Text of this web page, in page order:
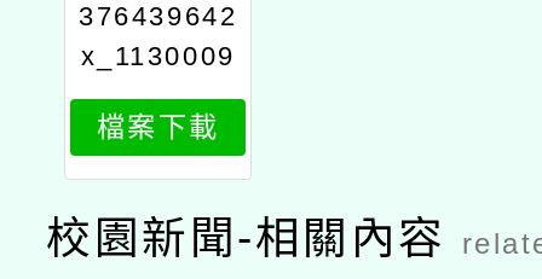
376439642
x_1130009
526_attach
1
檔案下載
校園新聞-相關內容